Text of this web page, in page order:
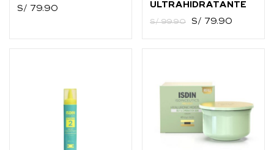
S/
79.90
ULTRAHIDRATANTE
S/99.90 S/ 79.90